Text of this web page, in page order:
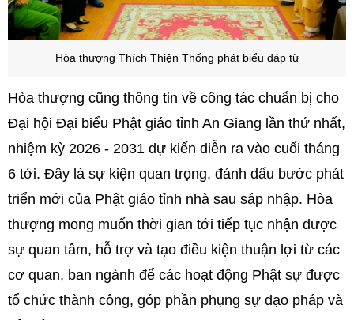
Hòa thượng Thích Thiện Thống phát biểu đáp từ
Hòa thượng cũng thông tin về công tác chuẩn bị cho
Đại hội Đại biểu Phật giáo tỉnh An Giang lần thứ nhất,
nhiệm kỳ 2026 - 2031 dự kiến diễn ra vào cuối tháng
6 tới. Đây là sự kiện quan trọng, đánh dấu bước phát
triển mới của Phật giáo tỉnh nhà sau sáp nhập. Hòa
thượng mong muốn thời gian tới tiếp tục nhận được
sự quan tâm, hỗ trợ và tạo điều kiện thuận lợi từ các
cơ quan, ban ngành để các hoạt động Phật sự được
tổ chức thành công, góp phần phụng sự đạo pháp và